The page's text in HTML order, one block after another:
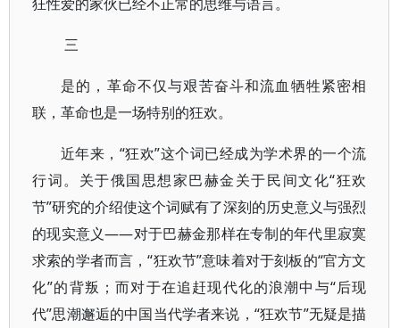
三
是的，革命不仅与艰苦奋斗和流血牺牲紧密相
联，革命也是一场特别的狂欢。
近年来，“狂欢”这个词已经成为学术界的一个流
行词。关于俄国思想家巴赫金关于民间文化“狂欢
节”研究的介绍使这个词赋有了深刻的历史意义与强烈
的现实意义——对于巴赫金那样在专制的年代里寂寞
求索的学者而言，“狂欢节”意味着对于刻板的“官方文
化”的背叛；而对于在追赶现代化的浪潮中与“后现
代”思潮邂逅的中国当代学者来说，“狂欢节”无疑是描